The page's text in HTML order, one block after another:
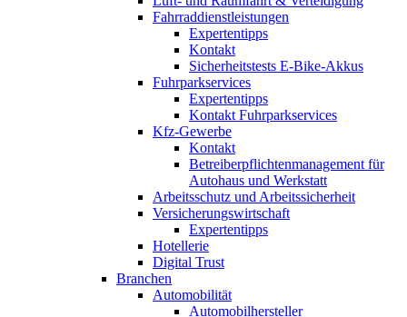
Fahrraddienstleistungen
Expertentipps
Kontakt
Sicherheitstests E-Bike-Akkus
Fuhrparkservices
Expertentipps
Kontakt Fuhrparkservices
Kfz-Gewerbe
Kontakt
Betreiberpflichtenmanagement für
Autohaus und Werkstatt
Arbeitsschutz und Arbeitssicherheit
Versicherungswirtschaft
Expertentipps
Hotellerie
Digital Trust
Branchen
Automobilität
Automobilhersteller